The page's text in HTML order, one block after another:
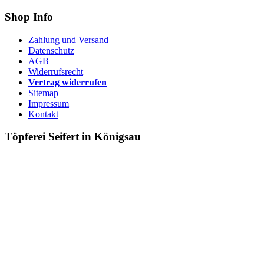
Shop Info
Zahlung und Versand
Datenschutz
AGB
Widerrufsrecht
Vertrag widerrufen
Sitemap
Impressum
Kontakt
Töpferei Seifert in Königsau